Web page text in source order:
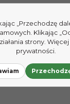
„Przechodzę
Klikając
strony.
prywatności.